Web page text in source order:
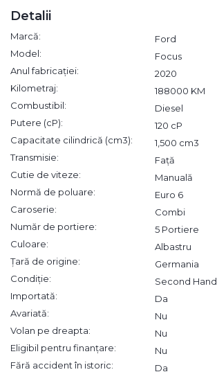
Detalii
Marcă:
Ford
Model:
Focus
Anul fabricației:
2020
Kilometraj:
188000 KM
Combustibil:
Diesel
Putere (cP):
120 cP
Capacitate cilindrică (cm3):
1,500 cm3
Transmisie:
Față
Cutie de viteze:
Manuală
Normă de poluare:
Euro 6
Caroserie:
Combi
Număr de portiere:
5 Portiere
Culoare:
Albastru
Țară de origine:
Germania
Condiție:
Second Hand
Importată:
Da
Avariată:
Nu
Volan pe dreapta:
Nu
Eligibil pentru finanțare:
Nu
Fără accident în istoric:
Da